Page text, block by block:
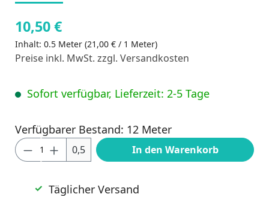
10,50 €
Inhalt: 0.5 Meter (21,00 € / 1 Meter)
Preise inkl. MwSt. zzgl. Versandkosten
Sofort verfügbar, Lieferzeit: 2-5 Tage
Verfügbarer Bestand: 12 Meter
Produkt Anzahl: Gib den gewünschten
0,5 In den Warenkorb
Täglicher Versand